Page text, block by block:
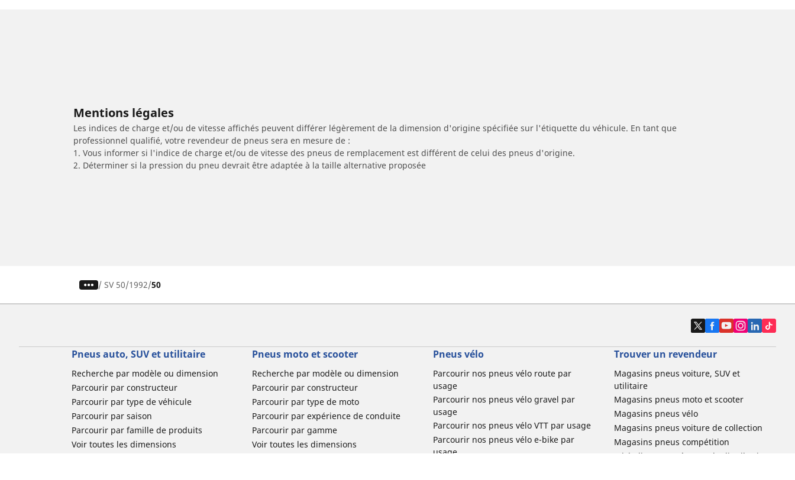
Mentions légales
Les indices de charge et/ou de vitesse affichés peuvent différer légèrement de la dimension d'origine spécifiée sur l'étiquette du véhicule. En tant que
professionnel qualifié, votre revendeur de pneus sera en mesure de :
1. Vous informer si l'indice de charge et/ou de vitesse des pneus de remplacement est différent de celui des pneus d'origine.
2. Déterminer si la pression du pneu devrait être adaptée à la taille alternative proposée
/ SV 50 1992 50
Pneus auto, SUV et utilitaire
Recherche par modèle ou dimension
Parcourir par constructeur
Parcourir par type de véhicule
Parcourir par saison
Parcourir par famille de produits
Voir toutes les dimensions
Pneus moto et scooter
Recherche par modèle ou dimension
Parcourir par constructeur
Parcourir par type de moto
Parcourir par expérience de conduite
Parcourir par gamme
Voir toutes les dimensions
Pneus vélo
Parcourir nos pneus vélo route par
usage
Parcourir nos pneus vélo gravel par
usage
Parcourir nos pneus vélo VTT par usage
Parcourir nos pneus vélo e-bike par
usage
Trouver un revendeur
Magasins pneus voiture, SUV et
utilitaire
Magasins pneus moto et scooter
Magasins pneus vélo
Magasins pneus voiture de collection
Magasins pneus compétition
Michelin et ses réseaux de distribution